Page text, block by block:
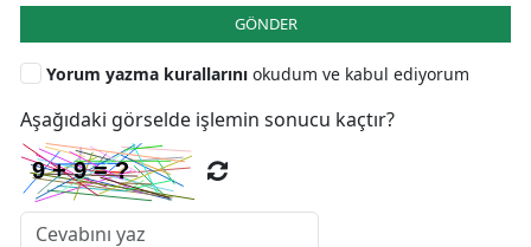
GÖNDER
Yorum yazma kurallarını okudum ve kabul ediyorum
Aşağıdaki görselde işlemin sonucu kaçtır?